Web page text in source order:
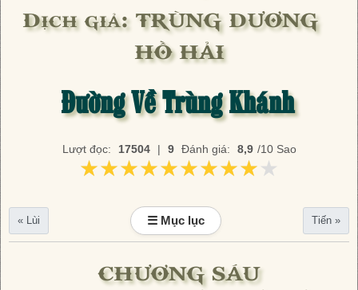
Dịch giả: TRÙNG DƯƠNG &
HỒ HẢI
Đường Về Trùng Khánh
Lượt đọc: 17504 | 9 Đánh giá: 8,9 /10 Sao
★★★★★★★★★★
★★★★★★★★★★
« Lùi ☰ Mục lục Tiến »
CHƯƠNG SÁU